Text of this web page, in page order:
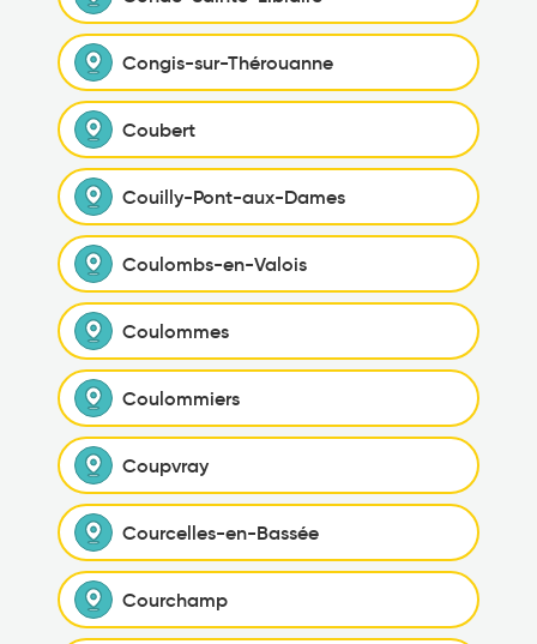
Congis-sur-Thérouanne
Coubert
Couilly-Pont-aux-Dames
Coulombs-en-Valois
Coulommes
Coulommiers
Coupvray
Courcelles-en-Bassée
Courchamp